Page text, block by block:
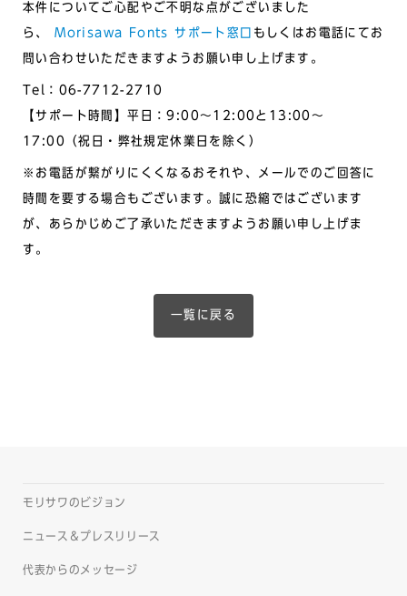
本件についてご心配やご不明な点がございました
ら、Morisawa Fonts サポート窓口 もしくはお電話にてお
問い合わせいただきますようお願い申し上げます。
Tel：06-7712-2710
【サポート時間】平日：9:00～12:00と13:00～
17:00（祝日・弊社規定休業日を除く）
※お電話が繋がりにくくなるおそれや、メールでのご回答に
時間を要する場合もございます。誠に恐縮ではございます
が、あらかじめご了承いただきますようお願い申し上げま
す。
一覧に戻る
モリサワのビジョン
ニュース＆プレスリリース
代表からのメッセージ